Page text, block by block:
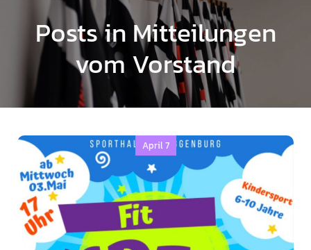
Posts in Mitteilungen
vom Vorstand
April 7